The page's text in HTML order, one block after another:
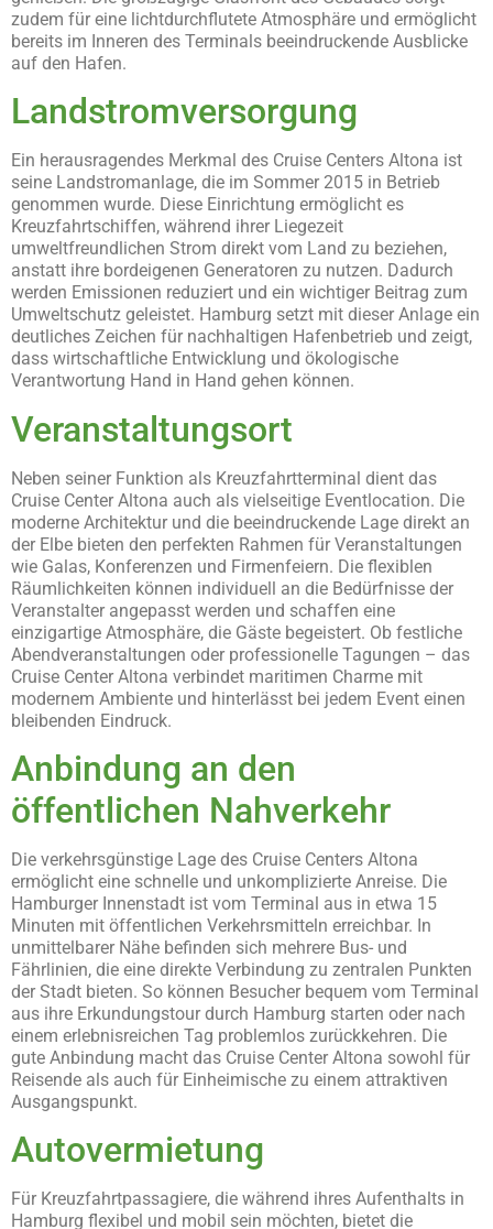
zudem für eine lichtdurchflutete Atmosphäre und ermöglicht
bereits im Inneren des Terminals beeindruckende Ausblicke
auf den Hafen.
Landstromversorgung
Ein herausragendes Merkmal des Cruise Centers Altona ist
seine Landstromanlage, die im Sommer 2015 in Betrieb
genommen wurde. Diese Einrichtung ermöglicht es
Kreuzfahrtschiffen, während ihrer Liegezeit
umweltfreundlichen Strom direkt vom Land zu beziehen,
anstatt ihre bordeigenen Generatoren zu nutzen. Dadurch
werden Emissionen reduziert und ein wichtiger Beitrag zum
Umweltschutz geleistet. Hamburg setzt mit dieser Anlage ein
deutliches Zeichen für nachhaltigen Hafenbetrieb und zeigt,
dass wirtschaftliche Entwicklung und ökologische
Verantwortung Hand in Hand gehen können.
Veranstaltungsort
Neben seiner Funktion als Kreuzfahrtterminal dient das
Cruise Center Altona auch als vielseitige Eventlocation. Die
moderne Architektur und die beeindruckende Lage direkt an
der Elbe bieten den perfekten Rahmen für Veranstaltungen
wie Galas, Konferenzen und Firmenfeiern. Die flexiblen
Räumlichkeiten können individuell an die Bedürfnisse der
Veranstalter angepasst werden und schaffen eine
einzigartige Atmosphäre, die Gäste begeistert. Ob festliche
Abendveranstaltungen oder professionelle Tagungen – das
Cruise Center Altona verbindet maritimen Charme mit
modernem Ambiente und hinterlässt bei jedem Event einen
bleibenden Eindruck.
Anbindung an den
öffentlichen Nahverkehr
Die verkehrsgünstige Lage des Cruise Centers Altona
ermöglicht eine schnelle und unkomplizierte Anreise. Die
Hamburger Innenstadt ist vom Terminal aus in etwa 15
Minuten mit öffentlichen Verkehrsmitteln erreichbar. In
unmittelbarer Nähe befinden sich mehrere Bus- und
Fährlinien, die eine direkte Verbindung zu zentralen Punkten
der Stadt bieten. So können Besucher bequem vom Terminal
aus ihre Erkundungstour durch Hamburg starten oder nach
einem erlebnisreichen Tag problemlos zurückkehren. Die
gute Anbindung macht das Cruise Center Altona sowohl für
Reisende als auch für Einheimische zu einem attraktiven
Ausgangspunkt.
Autovermietung
Für Kreuzfahrtpassagiere, die während ihres Aufenthalts in
Hamburg flexibel und mobil sein möchten, bietet die